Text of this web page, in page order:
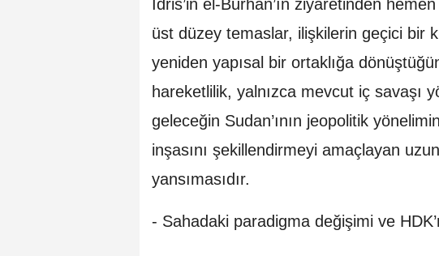
İdris’in el-Burhan’ın ziyaretinden
üst düzey temaslar, ilişkilerin geçici bir
yeniden yapısal bir ortaklığa
hareketlilik, yalnızca mevcut iç savaşı
geleceğin Sudan’ının jeopolitik
inşasını şekillendirmeyi amaçlayan
yansımasıdır.
- Sahadaki paradigma değişimi ve